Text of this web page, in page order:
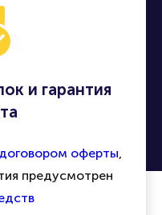
и гарантия
договором оферты
предусмотрен